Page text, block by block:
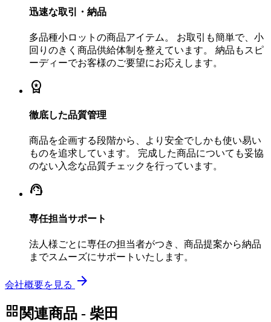
迅速な取引・納品
多品種小ロットの商品アイテム。 お取引も簡単で、小
回りのきく商品供給体制を整えています。 納品もスピ
ーディーでお客様のご要望にお応えします。
workspace_premium
徹底した品質管理
商品を企画する段階から、より安全でしかも使い易い
ものを追求しています。 完成した商品についても妥協
のない入念な品質チェックを行っています。
support_agent
専任担当サポート
法人様ごとに専任の担当者がつき、商品提案から納品
までスムーズにサポートいたします。
会社概要を見る arrow_forward
grid_view 関連商品 - 柴田